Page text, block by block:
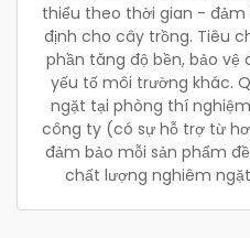
thiểu theo thời gian - đảm
định cho cây trồng. Tiêu
phần tăng độ bền, bảo vệ
yếu tố môi trường khác.
ngặt tại phòng thí
công ty (có sự hỗ trợ từ
đảm bảo mỗi sản phẩm
chất lượng nghiêm